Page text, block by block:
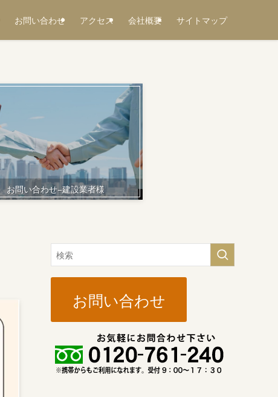
お問い合わせ アクセス 会社概要 サイトマップ
お問い合わせ−建設業者様
お問い合わせ